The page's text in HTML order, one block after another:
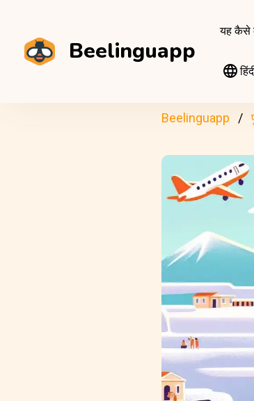
Beelinguapp
यह कैसे
Beelinguapp